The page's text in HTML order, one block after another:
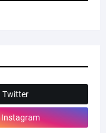
Twitter
Instagram